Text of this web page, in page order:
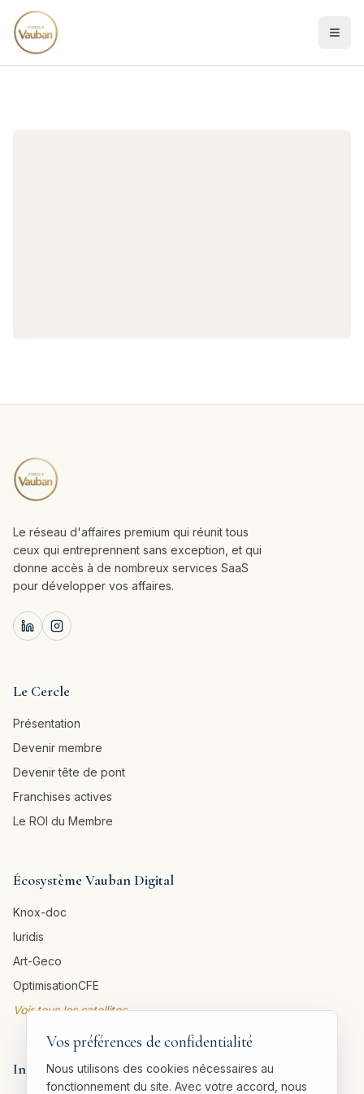
Le réseau d'affaires premium qui réunit tous
ceux qui entreprennent sans exception, et qui
donne accès à de nombreux services SaaS
pour développer vos affaires.
Le Cercle
Présentation
Devenir membre
Devenir tête de pont
Franchises actives
Le ROI du Membre
Écosystème Vauban Digital
Knox-doc
Iuridis
Art-Geco
OptimisationCFE
Voir tous les satellites →
Informations légales
Vos préférences de confidentialité
Nous utilisons des cookies nécessaires au
fonctionnement du site. Avec votre accord, nous